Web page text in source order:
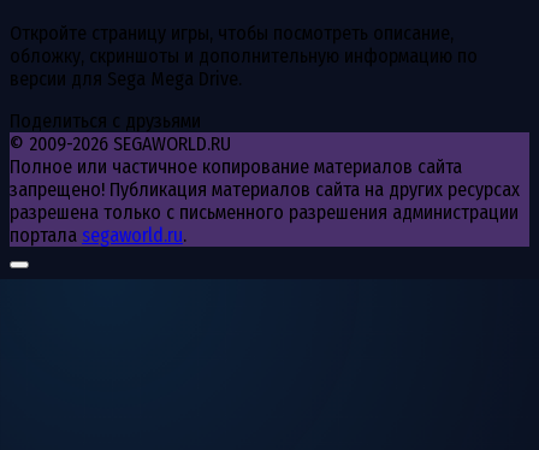
Откройте страницу игры, чтобы посмотреть описание,
обложку, скриншоты и дополнительную информацию по
версии для Sega Mega Drive.
Поделиться с друзьями
© 2009-2026 SEGAWORLD.RU
Полное или частичное копирование материалов сайта
запрещено! Публикация материалов сайта на других ресурсах
разрешена только с письменного разрешения администрации
портала segaworld.ru.